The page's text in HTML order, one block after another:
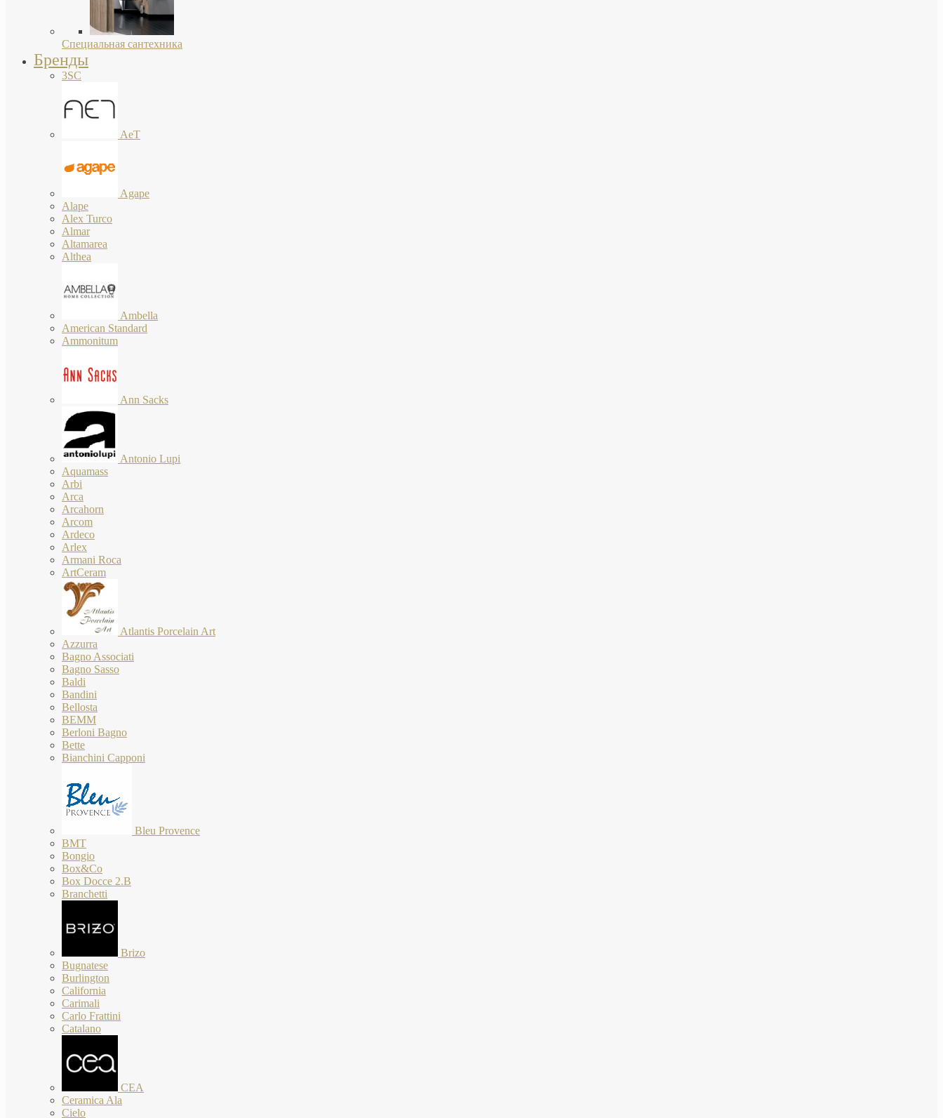
Специальная сантехника
Бренды
3SC
AeT
Agape
Alape
Alex Turco
Almar
Altamarea
Althea
Ambella
American Standard
Ammonitum
Ann Sacks
Antonio Lupi
Aquamass
Arbi
Arca
Arcahorn
Arcom
Ardeco
Arlex
Armani Roca
ArtCeram
Atlantis Porcelain Art
Azzurra
Bagno Associati
Bagno Sasso
Baldi
Bandini
Bellosta
BEMM
Berloni Bagno
Bette
Bianchini Capponi
Bleu Provence
BMT
Bongio
Box&Co
Box Docce 2.B
Branchetti
Brizo
Bugnatese
Burlington
California
Carimali
Carlo Frattini
Catalano
CEA
Ceramica Ala
Cielo